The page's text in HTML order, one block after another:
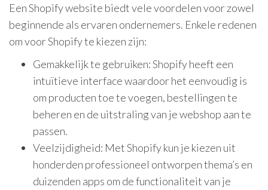
Een Shopify website biedt vele voordelen voor zowel
beginnende als ervaren ondernemers. Enkele redenen
om voor Shopify te kiezen zijn:
Gemakkelijk te gebruiken: Shopify heeft een
intuïtieve interface waardoor het eenvoudig is
om producten toe te voegen, bestellingen te
beheren en de uitstraling van je webshop aan te
passen.
Veelzijdigheid: Met Shopify kun je kiezen uit
honderden professioneel ontworpen thema’s en
duizenden apps om de functionaliteit van je